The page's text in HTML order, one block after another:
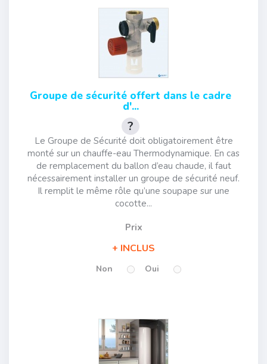
Groupe de sécurité offert dans le cadre
d'...
Le Groupe de Sécurité doit obligatoirement être
monté sur un chauffe-eau Thermodynamique. En cas
de remplacement du ballon d’eau chaude, il faut
nécessairement installer un groupe de sécurité neuf.
Il remplit le même rôle qu’une soupape sur une
cocotte...
Prix
INCLUS
Non Oui